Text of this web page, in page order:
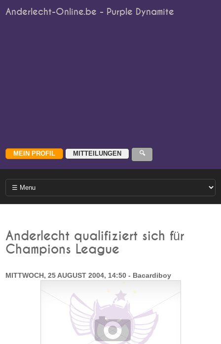
Anderlecht-Online.be - Purple Dynamite
Anderlecht qualifiziert sich für
Champions League
MITTWOCH, 25 AUGUST 2004, 14:50 - Bacardiboy